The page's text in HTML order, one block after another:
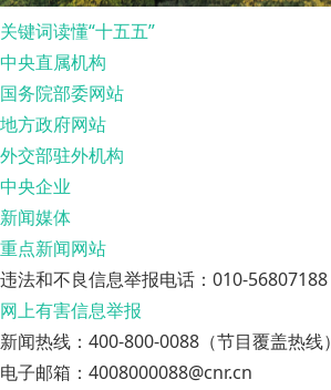
关键词读懂“十五五”
中央直属机构
国务院部委网站
地方政府网站
外交部驻外机构
中央企业
新闻媒体
重点新闻网站
违法和不良信息举报电话：010-56807188
网上有害信息举报
新闻热线：400-800-0088（节目覆盖热线）
电子邮箱：4008000088@cnr.cn